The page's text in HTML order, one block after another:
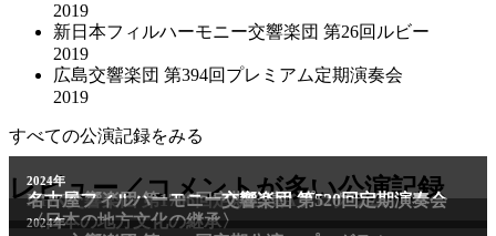
2019
新日本フィルハーモニー交響楽団 第26回ルビー
2019
広島交響楽団 第394回プレミアム定期演奏会
2019
すべての公演記録をみる
レビュー／コメントが多い公演記録
2011年
NHK交響楽団 第1706回定期公演Aプログラム
2024年
名古屋フィルハーモニー交響楽団 第520回定期演奏会
〈日本の地方文化の継承〉
2024年